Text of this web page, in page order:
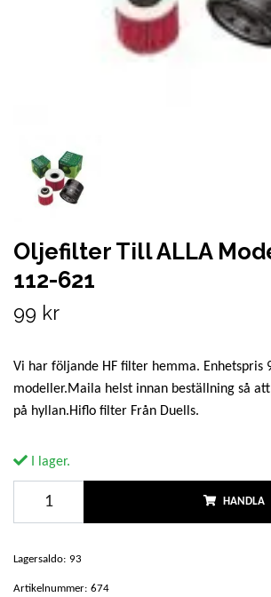
Oljefilter Till ALLA
112-621
99 kr
Vi har följande HF filter hemma. Enhetspris
modeller.Maila helst innan beställning så
på hyllan.Hiflo filter Från Duells.
I lager.
HANDLA
Lagersaldo: 93
Artikelnummer: 674